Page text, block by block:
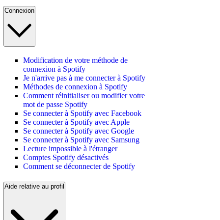
Connexion
Modification de votre méthode de
connexion à Spotify
Je n'arrive pas à me connecter à Spotify
Méthodes de connexion à Spotify
Comment réinitialiser ou modifier votre
mot de passe Spotify
Se connecter à Spotify avec Facebook
Se connecter à Spotify avec Apple
Se connecter à Spotify avec Google
Se connecter à Spotify avec Samsung
Lecture impossible à l'étranger
Comptes Spotify désactivés
Comment se déconnecter de Spotify
Aide relative au profil